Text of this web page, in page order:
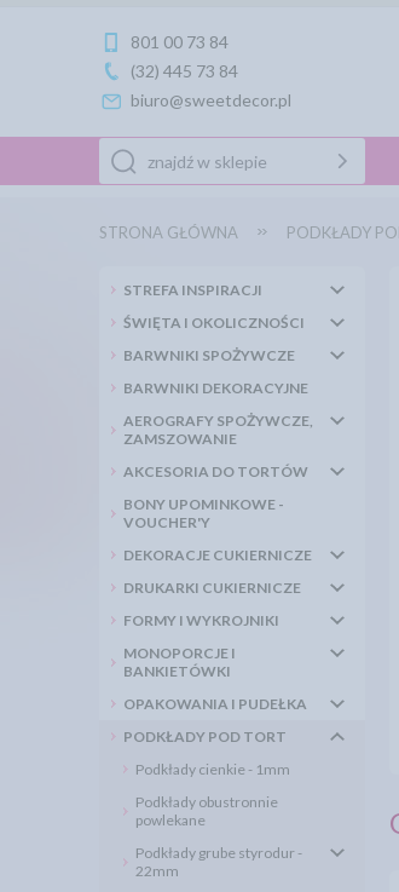
801 00 73 84
(32) 445 73 84
biuro@sweetdecor.pl
STRONA GŁÓWNA PODKŁADY
STREFA INSPIRACJI
ŚWIĘTA I OKOLICZNOŚCI
BARWNIKI SPOŻYWCZE
BARWNIKI DEKORACYJNE
AEROGRAFY SPOŻYWCZE,
ZAMSZOWANIE
AKCESORIA DO TORTÓW
BONY UPOMINKOWE -
VOUCHER'Y
DEKORACJE CUKIERNICZE
DRUKARKI CUKIERNICZE
FORMY I WYKROJNIKI
MONOPORCJE I
BANKIETÓWKI
OPAKOWANIA I PUDEŁKA
PODKŁADY POD TORT
Podkłady cienkie - 1mm
Podkłady obustronnie
powlekane
Podkłady grube styrodur -
22mm